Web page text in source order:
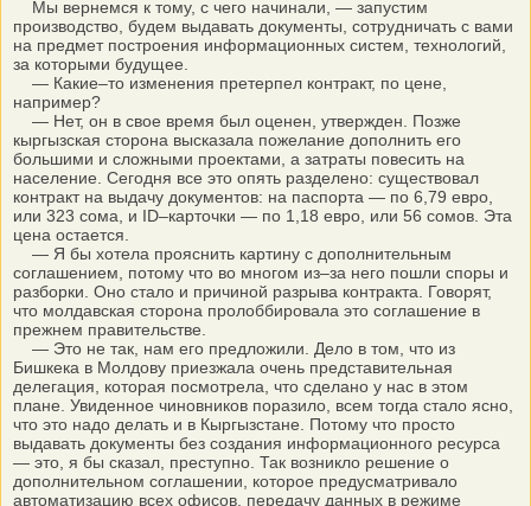
Мы вернемся к тому, с чего начинали, — запустим
производство, будем выдавать документы, сотрудничать с вами
на предмет построения информационных систем, технологий,
за которыми будущее.
— Какие–то изменения претерпел контракт, по цене,
например?
— Нет, он в свое время был оценен, утвержден. Позже
кыргызская сторона высказала пожелание дополнить его
большими и сложными проектами, а затраты повесить на
население. Сегодня все это опять разделено: существовал
контракт на выдачу документов: на паспорта — по 6,79 евро,
или 323 сома, и ID–карточки — по 1,18 евро, или 56 сомов. Эта
цена остается.
— Я бы хотела прояснить картину с дополнительным
соглашением, потому что во многом из–за него пошли споры и
разборки. Оно стало и причиной разрыва контракта. Говорят,
что молдавская сторона пролоббировала это соглашение в
прежнем правительстве.
— Это не так, нам его предложили. Дело в том, что из
Бишкека в Молдову приезжала очень представительная
делегация, которая посмотрела, что сделано у нас в этом
плане. Увиденное чиновников поразило, всем тогда стало ясно,
что это надо делать и в Кыргызстане. Потому что просто
выдавать документы без создания информационного ресурса
— это, я бы сказал, преступно. Так возникло решение о
дополнительном соглашении, которое предусматривало
автоматизацию всех офисов, передачу данных в режиме